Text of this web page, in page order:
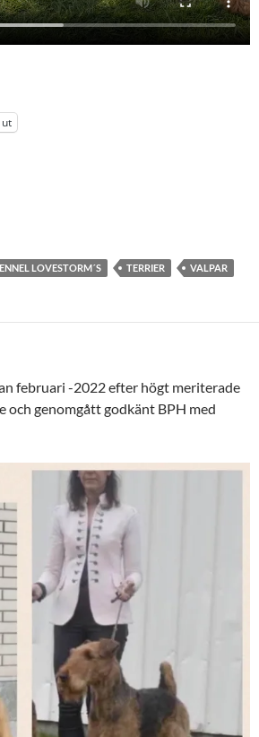
ut
LOVESTORM´S TERRIER VALPAR
februari -2022 efter högt meriterade
och genomgått godkänt BPH med